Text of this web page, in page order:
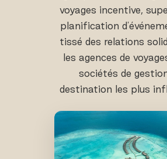
voyages incentive,
planification
tissé des relations
les agences de
sociétés de
destination les plus